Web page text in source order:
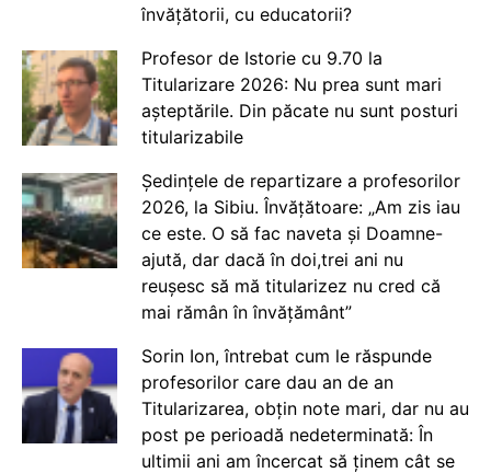
învățătorii, cu educatorii?
Profesor de Istorie cu 9.70 la
Titularizare 2026: Nu prea sunt mari
așteptările. Din păcate nu sunt posturi
titularizabile
Ședințele de repartizare a profesorilor
2026, la Sibiu. Învățătoare: „Am zis iau
ce este. O să fac naveta și Doamne-
ajută, dar dacă în doi,trei ani nu
reușesc să mă titularizez nu cred că
mai rămân în învățământ”
Sorin Ion, întrebat cum le răspunde
profesorilor care dau an de an
Titularizarea, obțin note mari, dar nu au
post pe perioadă nedeterminată: În
ultimii ani am încercat să ținem cât se